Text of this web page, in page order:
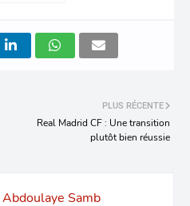
PLUS RÉCENTE
Real Madrid CF : Une transition
plutôt bien réussie
Abdoulaye Samb